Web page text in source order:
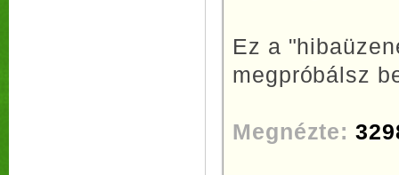
Ez a
megpróbálsz
Megnézte: